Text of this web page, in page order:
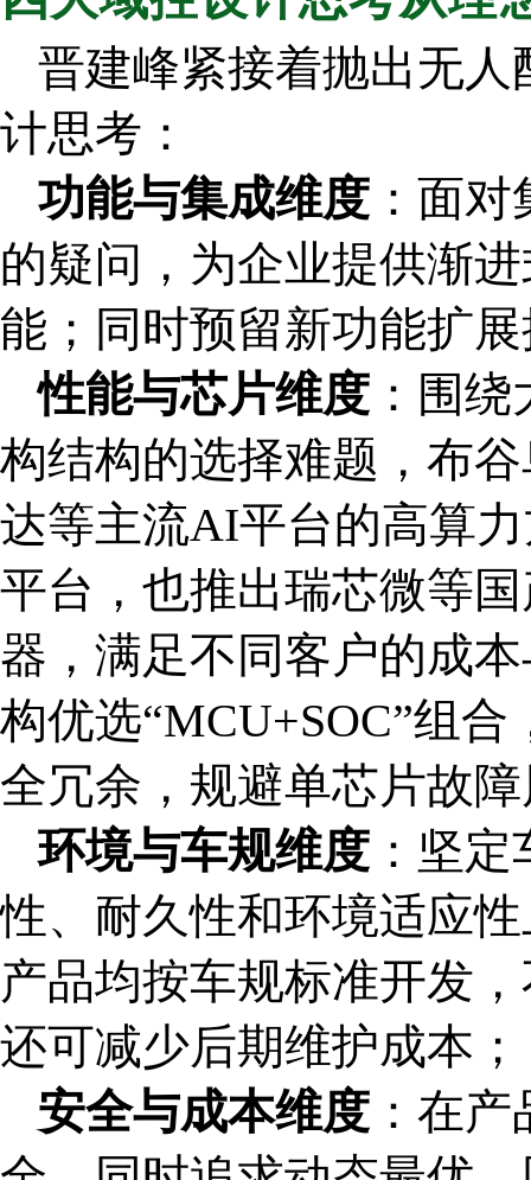
晋建峰紧接着抛出无
计思考：
功能与集成维度 ：面
的疑问，为企业提供渐
能；同时预留新功能扩
性能与芯片维度 ：围
构结构的选择难题，布
达等主流AI平台的高算
平台，也推出瑞芯微等
器，满足不同客户的成
构优选“MCU+SOC”组
全冗余，规避单芯片故
环境与车规维度 ：坚
性、耐久性和环境适应
产品均按车规标准开发
还可减少后期维护成本；
安全与成本维度 ：在